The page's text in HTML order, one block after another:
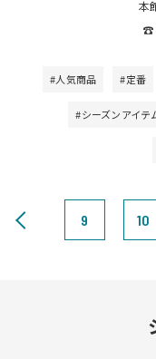
本
☎︎
#人気商品 #定番
#シーズンアイテ
9 10